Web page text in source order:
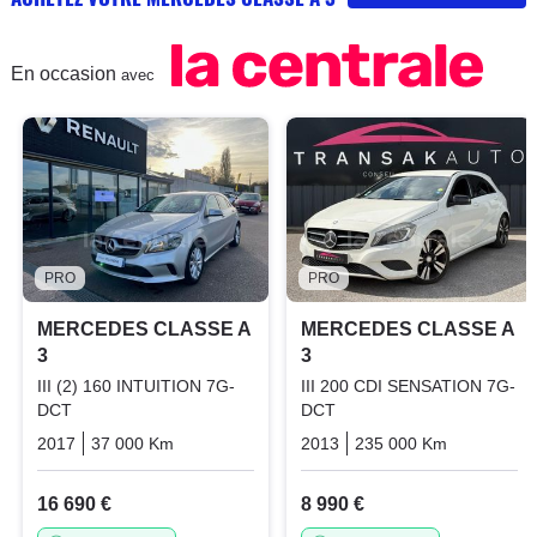
En occasion avec
PRO
MERCEDES CLASSE A
3
III (2) 160 INTUITION 7G-
DCT
2017
37 000 Km Essence
16 690 €
PRO
MERCEDES CLASSE A
3
III 200 CDI SENSATION 7G-
DCT
2013
235 000 Km
8 990 €